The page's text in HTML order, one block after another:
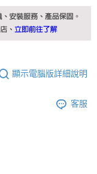
顯示電腦版詳細說明
客服